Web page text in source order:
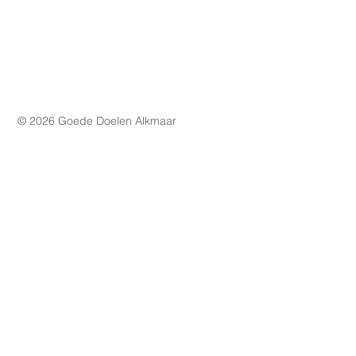
© 2026 Goede Doelen Alkmaar